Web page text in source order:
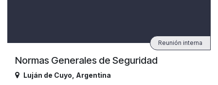
Normas Generales de Seguridad
Reunión interna
Luján de Cuyo Argentina